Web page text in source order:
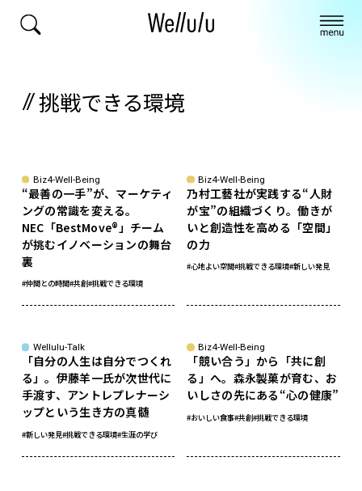
挑戦できる環境
Biz4-Well-Being
“最善の一手”が、マーケティ
ングの常識を変える。
NEC「BestMove®」チーム
が挑むイノベーションの舞台
裏
#仲間との時間#共創#挑戦できる環境
Biz4-Well-Being
乃村工藝社が実践する“人財
が宝”の組織づくり。働きが
いと創造性を高める「空間」
の力
#心地よい空間#挑戦できる環境#新しい発見
Wellulu-Talk
「自分の人生は自分でつくれ
る」。伊藤羊一氏が次世代に
手渡す、アントレプレナーシ
ップという生き方の真髄
#新しい発見#挑戦できる環境#生涯の学び
Biz4-Well-Being
「競い合う」から「共に創
る」へ。森永製菓が育む、お
いしさの先にある“心の健康”
#おいしい食事#共創#挑戦できる環境